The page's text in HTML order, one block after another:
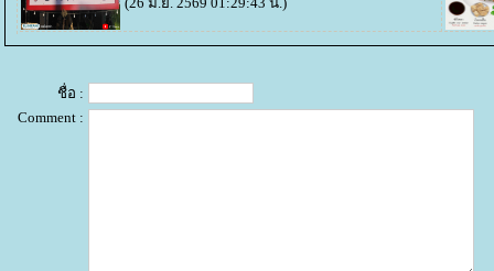
ชื่อ :
Comment :